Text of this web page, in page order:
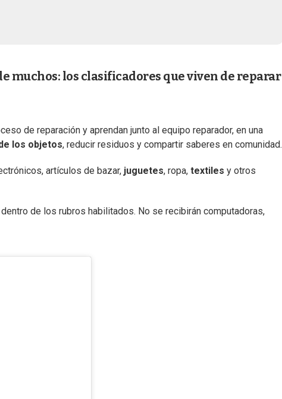
muchos: los clasificadores que viven de reparar
de reparación y aprendan junto al equipo reparador, en una
los objetos, reducir residuos y compartir saberes en comunidad.
artículos de bazar, juguetes, ropa, textiles y otros
de los rubros habilitados. No se recibirán computadoras,